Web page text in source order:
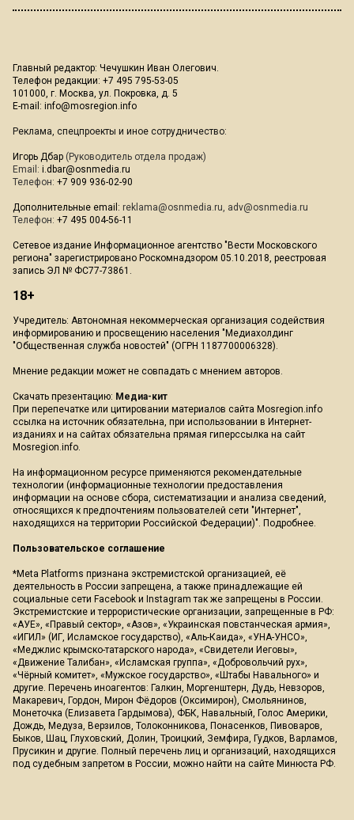
Главный редактор: Чечушкин Иван Олегович.
Телефон редакции: +7 495 795-53-05
101000, г. Москва, ул. Покровка, д. 5
E-mail: info@mosregion.info
Реклама, спецпроекты и иное сотрудничество:
Игорь Дбар (Руководитель отдела продаж)
Email: i.dbar@osnmedia.ru
Телефон: +7 909 936-02-90
Дополнительные email: reklama@osnmedia.ru, adv@osnmedia.ru
Телефон: +7 495 004-56-11
Сетевое издание Информационное агентство "Вести Московского
региона" зарегистрировано Роскомнадзором 05.10.2018, реестровая
запись ЭЛ № ФС77-73861.
18+
Учредитель: Автономная некоммерческая организация содействия
информированию и просвещению населения "Медиахолдинг
"Общественная служба новостей" (ОГРН 1187700006328).
Мнение редакции может не совпадать с мнением авторов.
Скачать презентацию: Медиа-кит
При перепечатке или цитировании материалов сайта Mosregion.info
ссылка на источник обязательна, при использовании в Интернет-
изданиях и на сайтах обязательна прямая гиперссылка на сайт
Mosregion.info.
На информационном ресурсе применяются рекомендательные
технологии (информационные технологии предоставления
информации на основе сбора, систематизации и анализа сведений,
относящихся к предпочтениям пользователей сети "Интернет",
находящихся на территории Российской Федерации)". Подробнее.
Пользовательское соглашение
*Meta Platforms признана экстремистской организацией, её
деятельность в России запрещена, а также принадлежащие ей
социальные сети Facebook и Instagram так же запрещены в России.
Экстремистские и террористические организации, запрещенные в РФ:
«АУЕ», «Правый сектор», «Азов», «Украинская повстанческая армия»,
«ИГИЛ» (ИГ, Исламское государство), «Аль-Каида», «УНА-УНСО»,
«Меджлис крымско-татарского народа», «Свидетели Иеговы»,
«Движение Талибан», «Исламская группа», «Добровольчий рух»,
«Чёрный комитет», «Мужское государство», «Штабы Навального» и
другие. Перечень иноагентов: Галкин, Моргенштерн, Дудь, Невзоров,
Макаревич, Гордон, Мирон Фёдоров (Оксимирон), Смольянинов,
Монеточка (Елизавета Гардымова), ФБК, Навальный, Голос Америки,
Дождь, Медуза, Верзилов, Толоконникова, Понасенков, Пивоваров,
Быков, Шац, Глуховский, Долин, Троицкий, Земфира, Гудков, Варламов,
Прусикин и другие. Полный перечень лиц и организаций, находящихся
под судебным запретом в России, можно найти на сайте Минюста РФ.